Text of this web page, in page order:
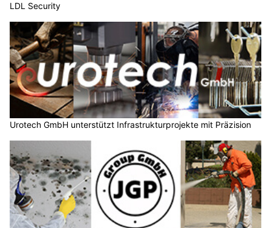
LDL Security
Urotech GmbH unterstützt Infrastrukturprojekte mit Präzision